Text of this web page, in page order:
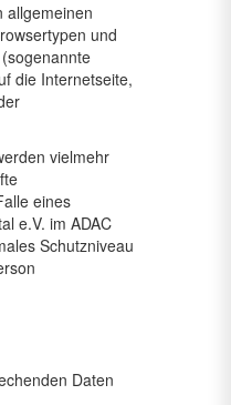
allgemeinen
und
die Internetseite,
vielmehr
eines
e.V. im ADAC
Schutzniveau
Daten